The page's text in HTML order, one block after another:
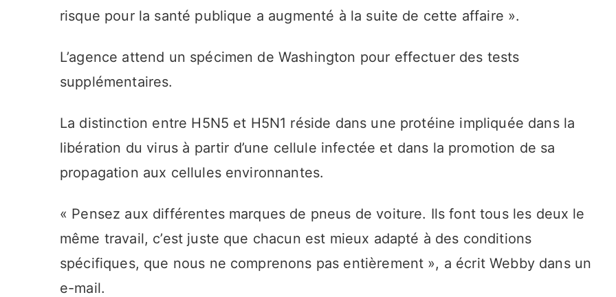
risque pour la santé publique a augmenté à la suite de cette affaire ».
L’agence attend un spécimen de Washington pour effectuer des tests
supplémentaires.
La distinction entre H5N5 et H5N1 réside dans une protéine impliquée dans la
libération du virus à partir d’une cellule infectée et dans la promotion de sa
propagation aux cellules environnantes.
« Pensez aux différentes marques de pneus de voiture. Ils font tous les deux le
même travail, c’est juste que chacun est mieux adapté à des conditions
spécifiques, que nous ne comprenons pas entièrement », a écrit Webby dans un
e-mail.